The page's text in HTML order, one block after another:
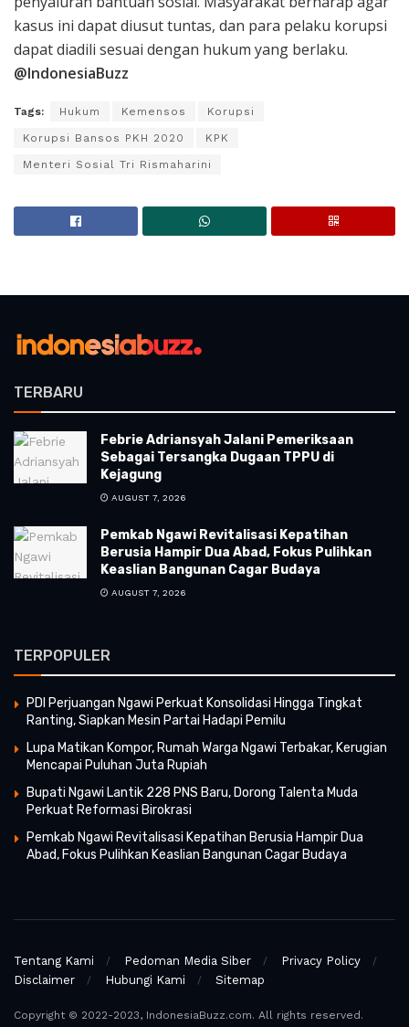
kasus ini dapat diusut tuntas, dan para pelaku korupsi
dapat diadili sesuai dengan hukum yang berlaku.
@IndonesiaBuzz
Tags: Hukum Kemensos Korupsi
Korupsi Bansos PKH 2020 KPK
Menteri Sosial Tri Rismaharini
TERBARU
Febrie Adriansyah Jalani Pemeriksaan
Sebagai Tersangka Dugaan TPPU di
Kejagung
AUGUST 7, 2026
Pemkab Ngawi Revitalisasi Kepatihan
Berusia Hampir Dua Abad, Fokus Pulihkan
Keaslian Bangunan Cagar Budaya
AUGUST 7, 2026
TERPOPULER
PDI Perjuangan Ngawi Perkuat Konsolidasi Hingga Tingkat
Ranting, Siapkan Mesin Partai Hadapi Pemilu
Lupa Matikan Kompor, Rumah Warga Ngawi Terbakar, Kerugian
Mencapai Puluhan Juta Rupiah
Bupati Ngawi Lantik 228 PNS Baru, Dorong Talenta Muda
Perkuat Reformasi Birokrasi
Pemkab Ngawi Revitalisasi Kepatihan Berusia Hampir Dua
Abad, Fokus Pulihkan Keaslian Bangunan Cagar Budaya
Tentang Kami Pedoman Media Siber
Privacy Policy
Disclaimer
Hubungi Kami Sitemap
Copyright © 2022-2023, IndonesiaBuzz.com. All rights reserved.